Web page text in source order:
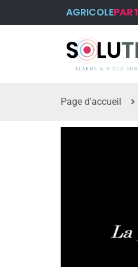
AGRICOLE
Page d'accueil